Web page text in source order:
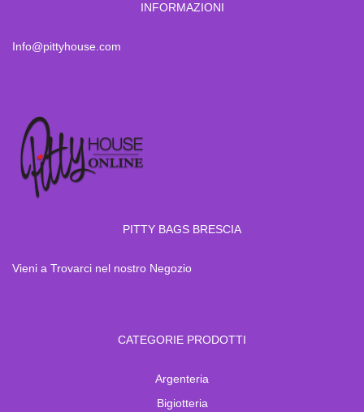
INFORMAZIONI
Info@pittyhouse.com
PITTY BAGS BRESCIA
Vieni a Trovarci nel nostro Negozio
CATEGORIE PRODOTTI
Argenteria
Bigiotteria